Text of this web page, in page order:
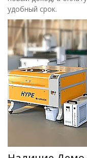
удобный срок.